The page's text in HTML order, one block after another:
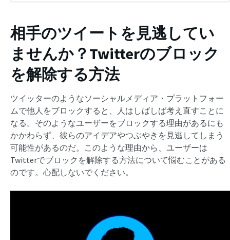
相手のツイートを見逃してい
ませんか？Twitterのブロック
を解除する方法
ツイッターのようなソーシャルメディア・プラットフォー
ムで他人をブロックすると、人はしばしば考え直すことに
なる。そのようなユーザーをブロックする理由があるにも
かかわらず、彼らのアイデアやつぶやきを見逃してしまう
可能性があるのだ。このような理由から、ユーザーは
Twitterでブロックを解除する方法について悩むことがある
のです。心配しないでください。